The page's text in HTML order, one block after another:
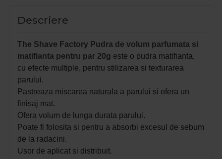
Descriere
The Shave Factory Pudra de volum parfumata si
matifianta pentru par 20g este o pudra matifianta,
cu efecte multiple, pentru stilizarea si texturarea
parului.
Pastreaza miscarea naturala a parului si ofera un
finisaj mat.
Ofera volum de lunga durata parului.
Poate fi folosita si pentru a absorbi excesul de sebum
de la radacini.
Usor de aplicat si distribuit.